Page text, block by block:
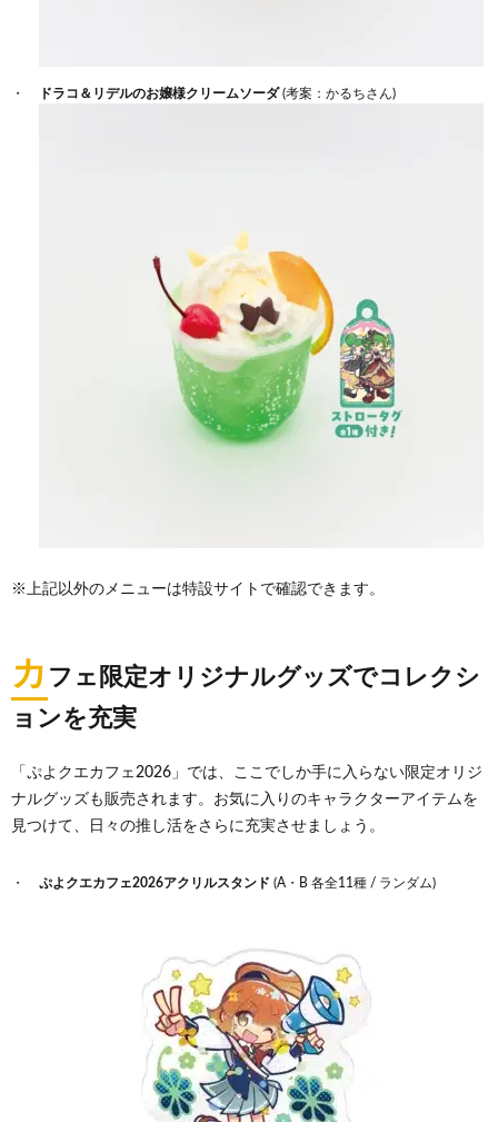
ドラコ＆リデルのお嬢様クリームソーダ(考案：かるちさん)
※上記以外のメニューは特設サイトで確認できます。
カ フェ限定オリジナルグッズでコレクシ
ョンを充実
「ぷよクエカフェ2026」では、ここでしか手に入らない限定オリジ
ナルグッズも販売されます。お気に入りのキャラクターアイテムを
見つけて、日々の推し活をさらに充実させましょう。
ぷよクエカフェ2026アクリルスタンド (A・B 各全11種 / ランダム)